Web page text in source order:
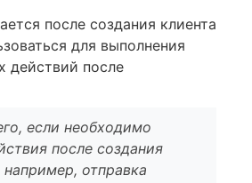
после создания клиента
для выполнения
действий после
если необходимо
после создания
например, отправка